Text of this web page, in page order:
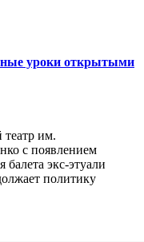
уроки открытыми
театр им.
с появлением
балета экс-этуали
политику